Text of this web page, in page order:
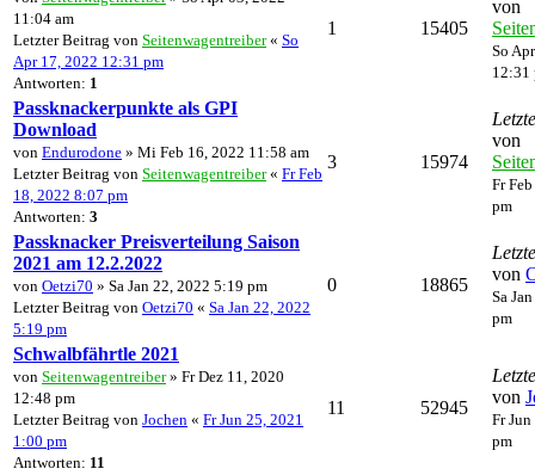
11:04 am
Letzter Beitrag von Seitenwagentreiber« So
Apr 17, 2022 12:31 pm
Antworten: 1
1 15405
von
So
12:31
Passknackerpunkte als GPI
Download
von Endurodone » Mi Feb 16, 2022 11:58 am
Letzter Beitrag von Seitenwagentreiber« Fr Feb
18, 2022 8:07 pm
Antworten: 3
3 15974
von
Fr
pm
Passknacker Preisverteilung Saison
2021 am 12.2.2022
von Oetzi70 » Sa Jan 22, 2022 5:19 pm
Letzter Beitrag von Oetzi70 « Sa Jan 22, 2022
5:19 pm
0 18865
von
Sa
pm
Schwalbfährtle 2021
von Seitenwagentreiber» Fr Dez 11, 2020
12:48 pm
Letzter Beitrag von Jochen « Fr Jun 25, 2021
1:00 pm
Antworten: 11
11 52945
von
Fr
pm